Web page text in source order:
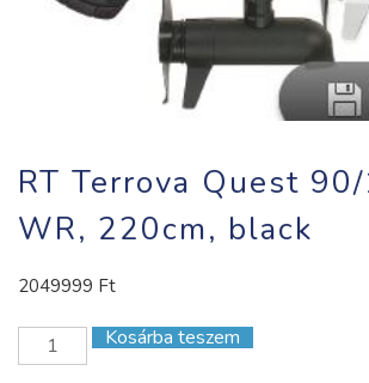
RT Terrova Quest
WR, 220cm, black
2049999 Ft
Terrova
Kosárba teszem